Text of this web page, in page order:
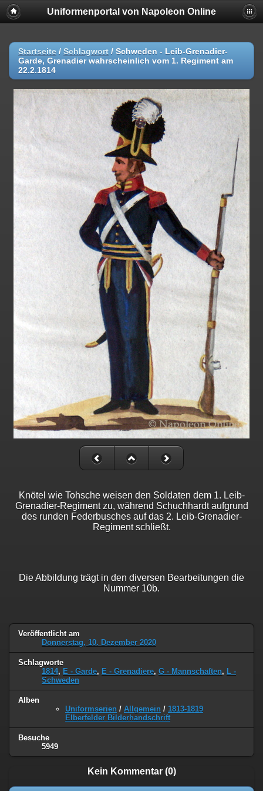
Uniformenportal von Napoleon Online
Startseite / Schlagwort / Schweden - Leib-Grenadier-
Garde, Grenadier wahrscheinlich vom 1. Regiment am
22.2.1814
Knötel wie Tohsche weisen den Soldaten dem 1. Leib-
Grenadier-Regiment zu, während Schuchhardt aufgrund
des runden Federbusches auf das 2. Leib-Grenadier-
Regiment schließt.
Die Abbildung trägt in den diversen Bearbeitungen die
Nummer 10b.
Veröffentlicht am
Donnerstag, 10. Dezember 2020
Schlagworte
1814, E - Garde, E - Grenadiere, G - Mannschaften, L -
Schweden
Alben
Uniformserien / Allgemein / 1813-1819
Elberfelder Bilderhandschrift
Besuche
5949
Kein Kommentar (0)